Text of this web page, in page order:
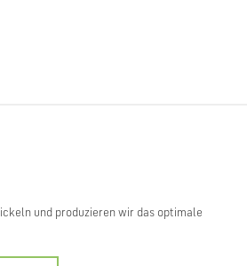
und produzieren wir das optimale